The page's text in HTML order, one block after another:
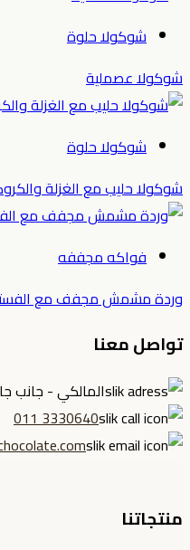
شوكولا حلوة
شوكولا عصملية
شوكولا حلوة
شوكولا حليب مع الغزلة
فواكه مجففه
وردة مشمش مجفف مع
تواصل معنا
المالكي - جانب
3330640 011
منتجاتنا